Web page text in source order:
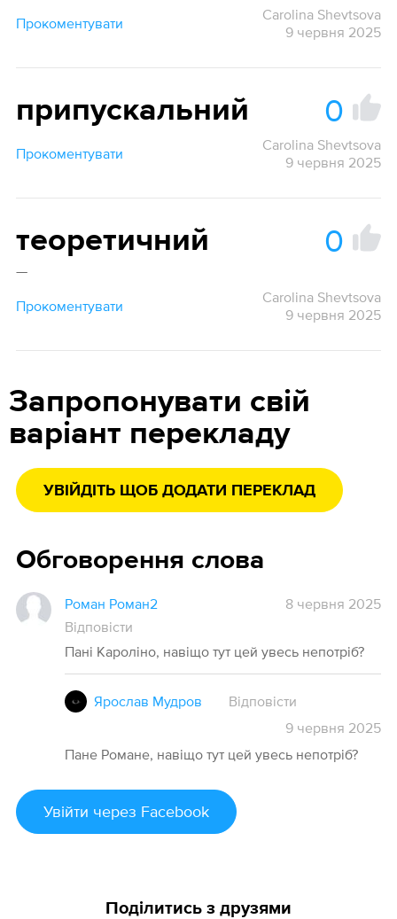
Прокоментувати
Carolina Shevtsova
9 червня 2025
припускальний 0
Прокоментувати
Carolina Shevtsova
9 червня 2025
теоретичний 0
—
Прокоментувати
Carolina Shevtsova
9 червня 2025
Запропонувати свій
варіант перекладу
УВІЙДІТЬ ЩОБ ДОДАТИ ПЕРЕКЛАД
Обговорення слова
Роман Роман2
8 червня 2025
Відповісти
Пані Кароліно, навіщо тут цей увесь непотріб?
Ярослав Мудров
Відповісти
9 червня 2025
Пане Романе, навіщо тут цей увесь непотріб?
Увійти через Facebook
Поділитись з друзями